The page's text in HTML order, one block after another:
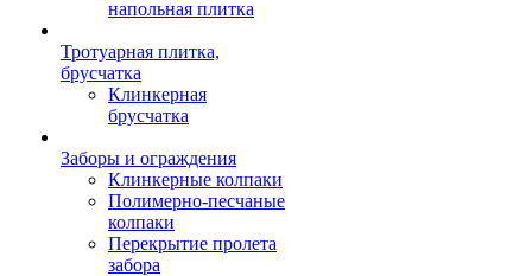
напольная плитка
Тротуарная плитка,
брусчатка
Клинкерная
брусчатка
Заборы и ограждения
Клинкерные колпаки
Полимерно-песчаные
колпаки
Перекрытие пролета
забора